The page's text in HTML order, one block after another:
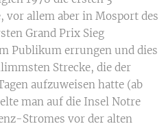
allem aber in Mosport des
Grand Prix Sieg
Publikum errungen und dies
Strecke, die der
aufzuweisen hatte (ab
man auf die Insel Notre
Stromes vor der alten